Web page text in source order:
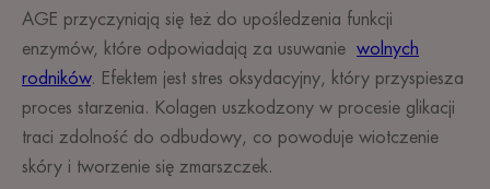
AGE przyczyniają się też do upośledzenia funkcji
enzymów, które odpowiadają za usuwanie wolnych
rodników. Efektem jest stres oksydacyjny, który przyspiesza
proces starzenia. Kolagen uszkodzony w procesie glikacji
traci zdolność do odbudowy, co powoduje wiotczenie
skóry i tworzenie się zmarszczek.